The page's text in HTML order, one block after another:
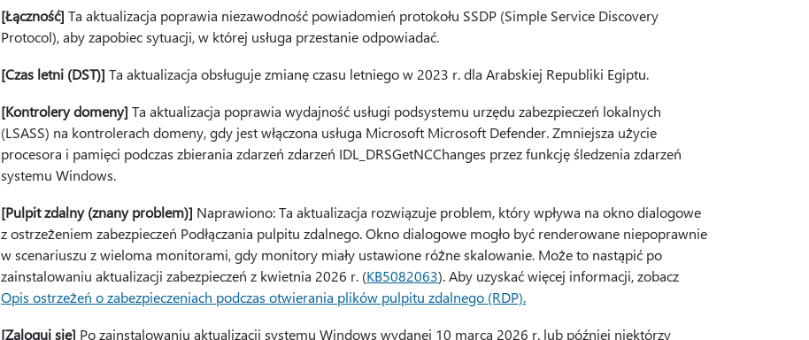
[Łączność] Ta aktualizacja poprawia niezawodność powiadomień protokołu SSDP (Simple Service Discovery
Protocol), aby zapobiec sytuacji, w której usługa przestanie odpowiadać.
[Czas letni (DST)] Ta aktualizacja obsługuje zmianę czasu letniego w 2023 r. dla Arabskiej Republiki Egiptu.
[Kontrolery domeny] Ta aktualizacja poprawia wydajność usługi podsystemu urzędu zabezpieczeń lokalnych
(LSASS) na kontrolerach domeny, gdy jest włączona usługa Microsoft Microsoft Defender. Zmniejsza użycie
procesora i pamięci podczas zbierania zdarzeń zdarzeń IDL_DRSGetNCChanges przez funkcję śledzenia zdarzeń
systemu Windows.
[Pulpit zdalny (znany problem)] Naprawiono: Ta aktualizacja rozwiązuje problem, który wpływa na okno dialogowe
z ostrzeżeniem zabezpieczeń Podłączania pulpitu zdalnego. Okno dialogowe mogło być renderowane niepoprawnie
w scenariuszu z wieloma monitorami, gdy monitory miały ustawione różne skalowanie. Może to nastąpić po
zainstalowaniu aktualizacji zabezpieczeń z kwietnia 2026 r. (KB5082063). Aby uzyskać więcej informacji, zobacz
Opis ostrzeżeń o zabezpieczeniach podczas otwierania plików pulpitu zdalnego (RDP).
[Zaloguj się] Po zainstalowaniu aktualizacji systemu Windows wydanej 10 marca 2026 r. lub później niektórzy